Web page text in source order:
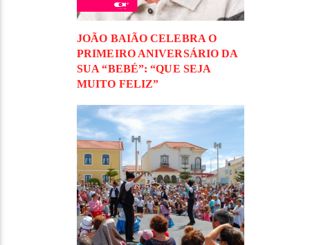
JOÃO BAIÃO CELEBRA O
PRIMEIRO ANIVERSÁRIO DA
SUA “BEBÉ”: “QUE SEJA
MUITO FELIZ”